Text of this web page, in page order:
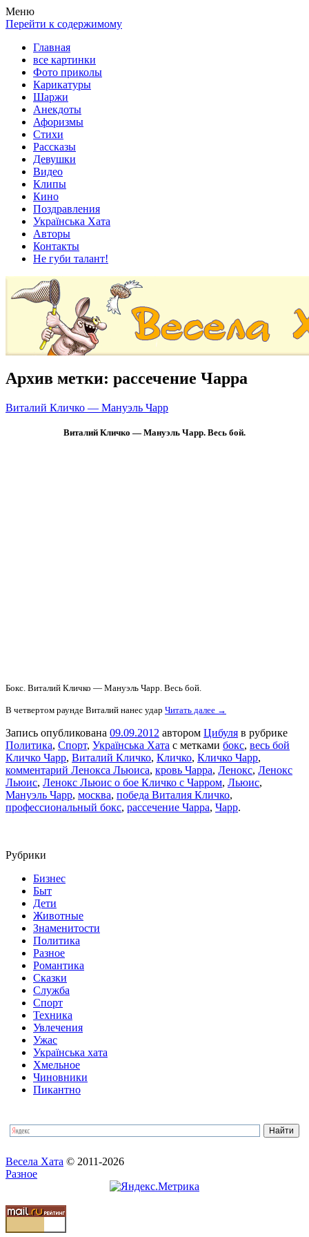
Весела хата — прикольные картинки, смешные истории,
клипы!
Покажем всем ваши фото приколы, карикатуры, шаржи, стихи,
рассказы, видео и песни!
Меню
Перейти к содержимому
Главная
все картинки
Фото приколы
Карикатуры
Шаржи
Анекдоты
Афоризмы
Стихи
Рассказы
Девушки
Видео
Клипы
Кино
Поздравления
Українська Хата
Авторы
Контакты
Не губи талант!
Архив метки: рассечение Чарра
Виталий Кличко — Мануэль Чарр
Виталий Кличко — Мануэль Чарр. Весь бой.
Бокс. Виталий Кличко — Мануэль Чарр. Весь бой.
В четвертом раунде Виталий нанес удар Читать далее →
Запись опубликована 09.09.2012 автором Цибуля в рубрике
Политика, Спорт, Українська Хата с метками бокс, весь бой
Кличко Чарр, Виталий Кличко, Кличко, Кличко Чарр,
комментарий Ленокса Льюиса, кровь Чарра, Ленокс, Ленокс
Льюис, Ленокс Льюис о бое Кличко с Чарром, Льюис,
Мануэль Чарр, москва, победа Виталия Кличко,
профессиональный бокс, рассечение Чарра, Чарр.
Рубрики
Бизнес
Быт
Дети
Животные
Знаменитости
Политика
Разное
Романтика
Сказки
Служба
Спорт
Техника
Увлечения
Ужас
Українська хата
Хмельное
Чиновники
Пикантно
Весела Хата © 2011-2026
Разное